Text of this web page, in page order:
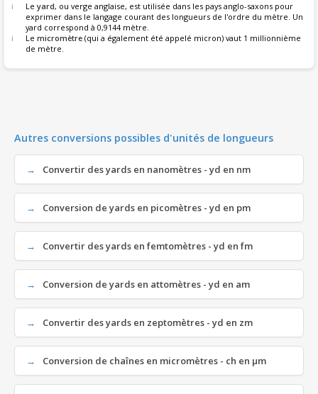
Le yard, ou verge anglaise, est utilisée dans les pays anglo-saxons pour
exprimer dans le langage courant des longueurs de l'ordre du mètre. Un
yard correspond à 0,9144 mètre.
Le micromètre (qui a également été appelé micron) vaut 1 millionnième
de mètre.
Autres conversions possibles d'unités de longueurs
Convertir des yards en nanomètres - yd en nm
Conversion de yards en picomètres - yd en pm
Convertir des yards en femtomètres - yd en fm
Conversion de yards en attomètres - yd en am
Convertir des yards en zeptomètres - yd en zm
Conversion de chaînes en micromètres - ch en µm